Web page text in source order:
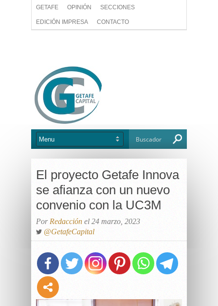
GETAFE OPINIÓN SECCIONES
EDICIÓN IMPRESA CONTACTO
El proyecto Getafe Innova
se afianza con un nuevo
convenio con la UC3M
Por Redacción el 24 marzo, 2023
@GetafeCapital